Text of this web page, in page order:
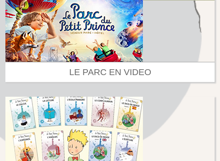
LE PARC EN VIDEO